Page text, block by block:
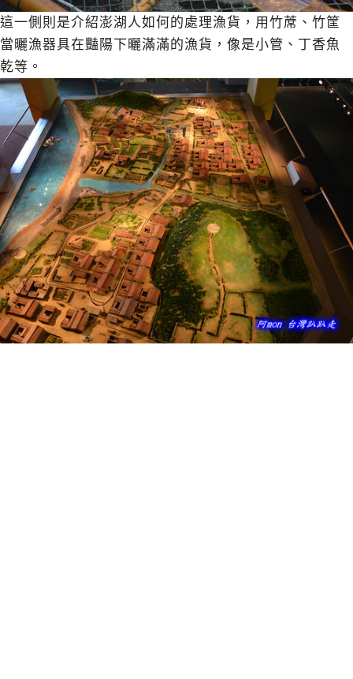
這一側則是介紹澎湖人如何的處理漁貨，用竹蓆、竹筐
當曬漁器具在豔陽下曬滿滿的漁貨，像是小管、丁香魚
乾等。